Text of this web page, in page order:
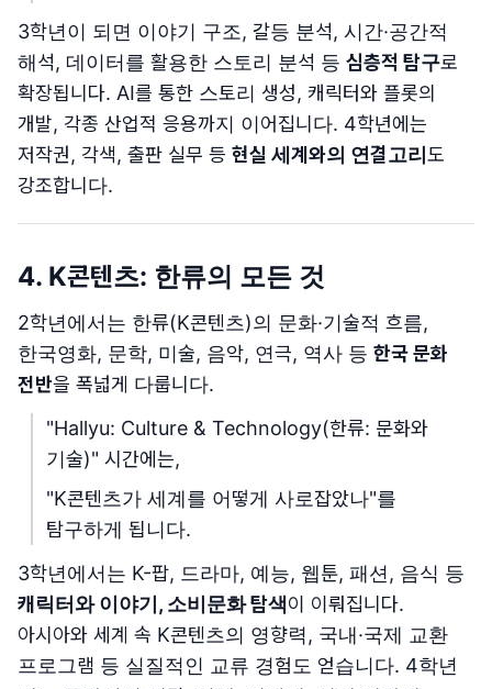
3학년이 되면 이야기 구조, 갈등 분석, 시간·공간적
해석, 데이터를 활용한 스토리 분석 등 심층적 탐구로
확장됩니다. AI를 통한 스토리 생성, 캐릭터와 플롯의
개발, 각종 산업적 응용까지 이어집니다. 4학년에는
저작권, 각색, 출판 실무 등 현실 세계와의 연결고리 도
강조합니다.
4. K콘텐츠: 한류의 모든 것
2학년에서는 한류(K콘텐츠)의 문화·기술적 흐름,
한국영화, 문학, 미술, 음악, 연극, 역사 등 한국 문화
전반을 폭넓게 다룹니다.
"Hallyu: Culture & Technology(한류: 문화와
기술)" 시간에는,
"K콘텐츠가 세계를 어떻게 사로잡았나"를
탐구하게 됩니다.
3학년에서는 K-팝, 드라마, 예능, 웹툰, 패션, 음식 등
캐릭터와 이야기, 소비문화 탐색이 이뤄집니다.
아시아와 세계 속 K콘텐츠의 영향력, 국내·국제 교환
프로그램 등 실질적인 교류 경험도 얻습니다. 4학년